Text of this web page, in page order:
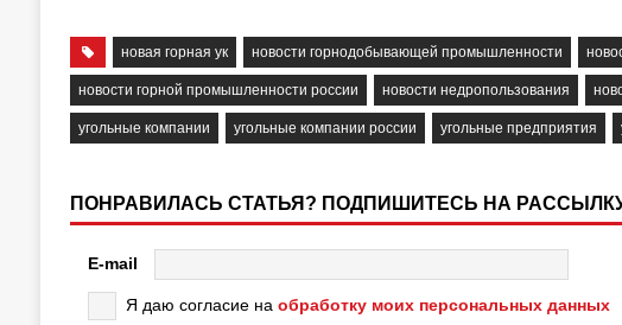
новая горная ук новости горнодобывающей промышленности
новости горной промышленности россии новости недропользования
угольные компании угольные компании россии угольные предприятия
ПОНРАВИЛАСЬ СТАТЬЯ? ПОДПИШИТЕСЬ НА
E-mail
Я даю согласие на обработку моих персональных данных